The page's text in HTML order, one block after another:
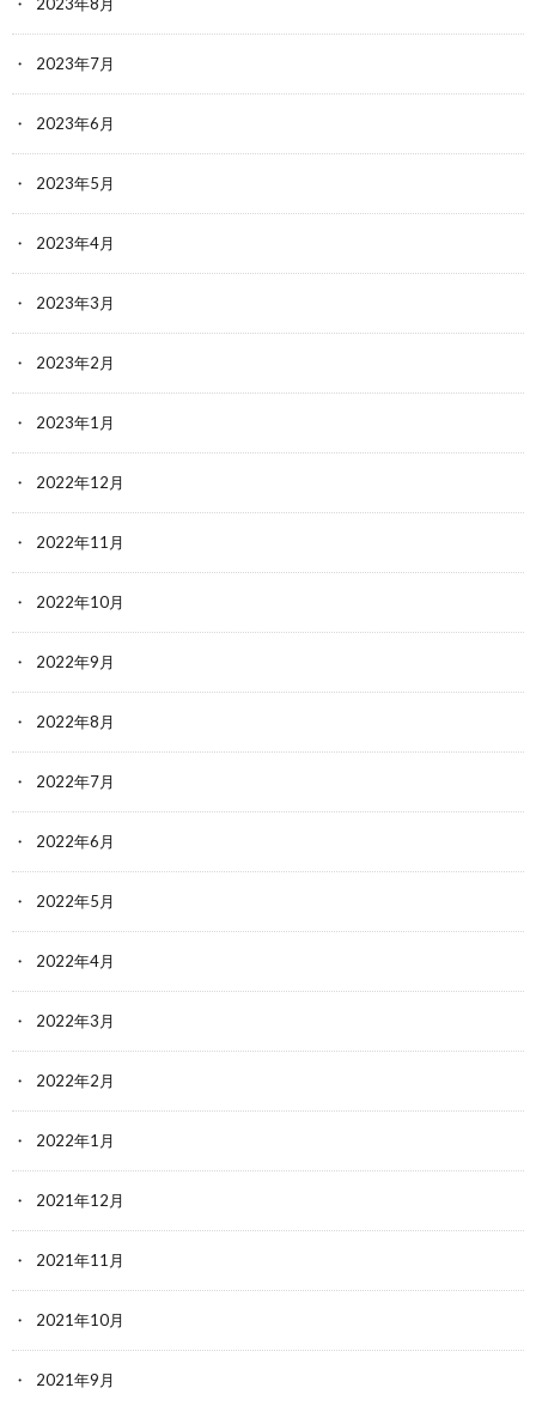
2023年7月
2023年6月
2023年5月
2023年4月
2023年3月
2023年2月
2023年1月
2022年12月
2022年11月
2022年10月
2022年9月
2022年8月
2022年7月
2022年6月
2022年5月
2022年4月
2022年3月
2022年2月
2022年1月
2021年12月
2021年11月
2021年10月
2021年9月